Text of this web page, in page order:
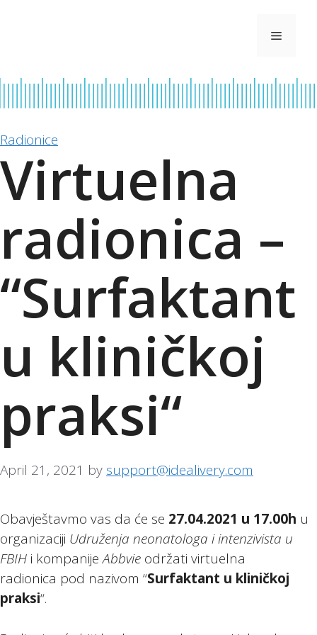
Menu
Radionice
Virtuelna
radionica –
“Surfaktant
u kliničkoj
praksi“
April 21, 2021 by support@idealivery.com
Obavještavmo vas da će se 27.04.2021 u 17.00h u
organizaciji Udruženja neonatologa i intenzivista u
FBIH i kompanijeAbbvie održati virtuelna
radionica pod nazivom “Surfaktant u kliničkoj
praksi“.